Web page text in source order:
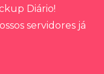
Diário!
servidores já